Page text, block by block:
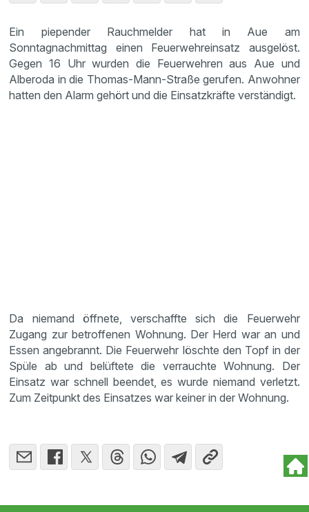
Ein piepender Rauchmelder hat in Aue am
Sonntagnachmittag einen Feuerwehreinsatz ausgelöst.
Gegen 16 Uhr wurden die Feuerwehren aus Aue und
Alberoda in die Thomas-Mann-Straße gerufen. Anwohner
hatten den Alarm gehört und die Einsatzkräfte verständigt.
Da niemand öffnete, verschaffte sich die Feuerwehr
Zugang zur betroffenen Wohnung. Der Herd war an und
Essen angebrannt. Die Feuerwehr löschte den Topf in der
Spüle ab und belüftete die verrauchte Wohnung. Der
Einsatz war schnell beendet, es wurde niemand verletzt.
Zum Zeitpunkt des Einsatzes war keiner in der Wohnung.